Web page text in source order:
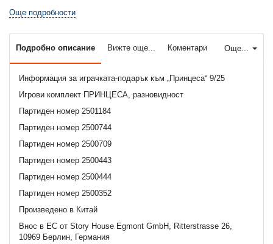
Още подробности
Още...
Подробно описание Вижте още... Коментари
Информация за играчката-подарък към „Принцеса“ 9/25
Игрови комплект ПРИНЦЕСА, разновидност
Партиден номер 2501184
Партиден номер 2500744
Партиден номер 2500709
Партиден номер 2500443
Партиден номер 2500444
Партиден номер 2500352
Произведено в Китай
Внос в ЕС от Story House Egmont GmbH, Ritterstrasse 26,
10969 Берлин, Германия